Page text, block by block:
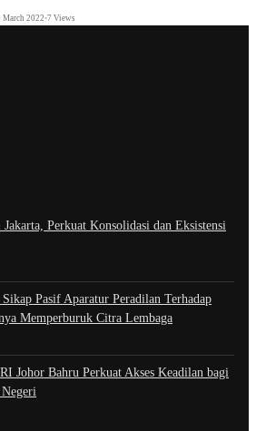
March 2022 •7 Views
Perkuat Konsolidasi dan Eksistensi
Pasif Aparatur Peradilan Terhadap
Memperburuk Citra Lembaga
Johor Bahru Perkuat Akses Keadilan bagi